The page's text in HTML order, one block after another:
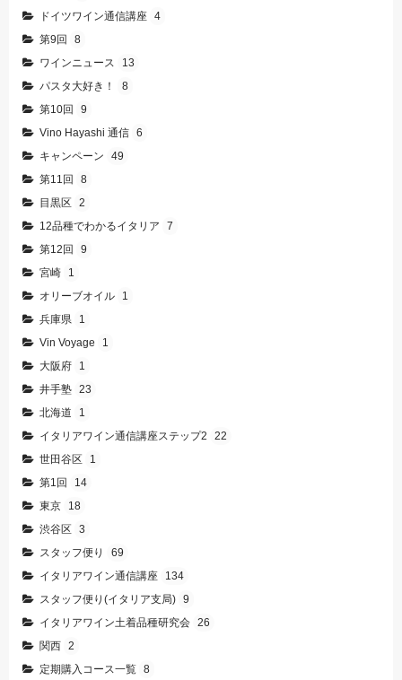
ドイツワイン通信講座 4
第9回
8
ワインニュース
13
パスタ大好き！
8
第10回
9
Vino Hayashi 通信 6
キャンペーン
49
第11回
8
目黒区 2
12品種でわかるイタリア
7
第12回
9
宮崎
1
オリーブオイル
1
兵庫県
1
Vin Voyage
1
大阪府
1
井手塾 23
北海道
1
イタリアワイン通信講座ステップ2
22
世田谷区
1
第1回
14
東京
18
渋谷区 3
スタッフ便り
69
イタリアワイン通信講座
134
スタッフ便り(イタリア支局) 9
イタリアワイン土着品種研究会 26
関西 2
定期購入コース一覧 8